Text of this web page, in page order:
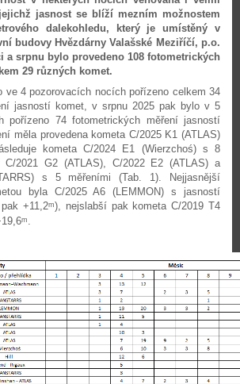
jasnost se blíží mezním možnostem
dalekohledu, který je umístěný v
budovy Hvězdárny Valašské Meziříčí, p.o.
a srpnu bylo provedeno 108 fotometrických
29 různých komet.
ve 4 pozorovacích nocích pořízeno celkem 34
jasností komet, v srpnu 2025 pak bylo v 5
pořízeno 74 fotometrických měření jasností
měla provedena kometa C/2025 K1 (ATLAS)
kometa C/2024 E1 (Wierzchoś) s 8
C/2021 G2 (ATLAS), C/2022 E2 (ATLAS) a
s 5 měřeními (Tab. 1). Nejjasnější
byla C/2025 A6 (LEMMON) s jasností
+11,2m), nejslabší pak kometa C/2019 T4
m .